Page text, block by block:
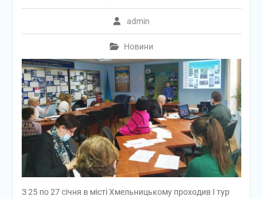
admin
Новини
З 25 по 27 січня в місті Хмельницькому проходив І тур